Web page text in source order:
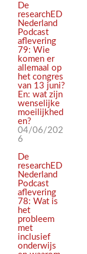
De
researchED
Nederland
Podcast
aflevering
79: Wie
komen er
allemaal op
het congres
van 13 juni?
En: wat zijn
wenselijke
moeilijkhed
en?
04/06/202
6
De
researchED
Nederland
Podcast
aflevering
78: Wat is
het
probleem
met
inclusief
onderwijs